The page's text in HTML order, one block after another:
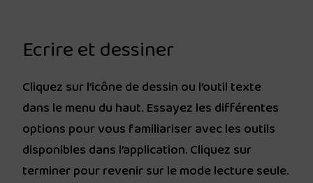
Ecrire et dessiner
Cliquez sur l’icône de dessin ou l’outil texte
dans le menu du haut. Essayez les différentes
options pour vous familiariser avec les outils
disponibles dans l’application. Cliquez sur
terminer pour revenir sur le mode lecture seule.